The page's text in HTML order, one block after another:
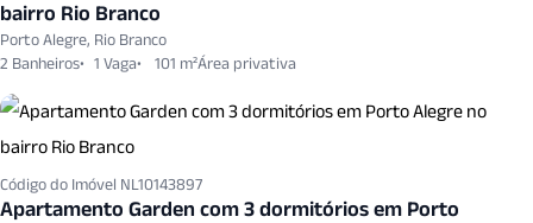
bairro Rio Branco
Porto Alegre, Rio Branco
2 Banheiros
1 Vaga 101 m²
Código do Imóvel NL10143897
Apartamento Garden com 3 dormitórios em Porto